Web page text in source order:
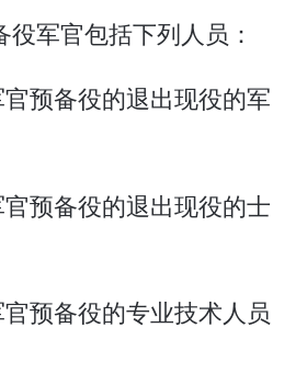
军官包括下列人员：
官预备役的退出现役的军
官预备役的退出现役的士
官预备役的专业技术人员